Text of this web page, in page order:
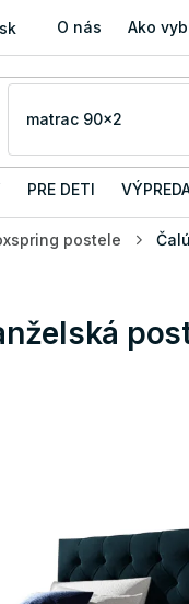
O nás Ako
PRE DETI
postele